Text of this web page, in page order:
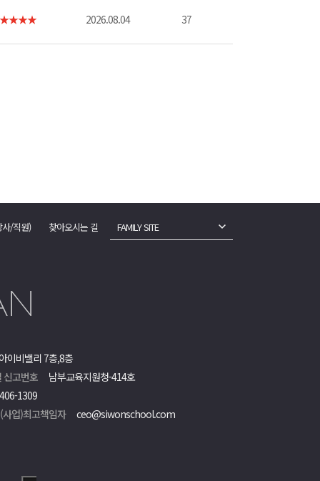
2026.08.04 37
/직원) 찾아오시는 길 FAMILY SITE
이비밸리 7층,8층
신고번호
남부교육지원청-414호
1309
업)최고책임자
ceo@siwonschool.com